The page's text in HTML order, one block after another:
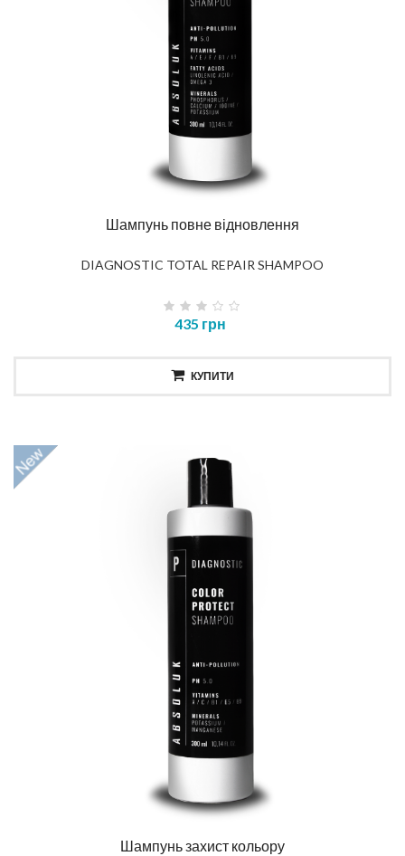
Шампунь повне відновлення
DIAGNOSTIC TOTAL REPAIR SHAMPOO
435 грн
КУПИТИ
Шампунь захист кольору